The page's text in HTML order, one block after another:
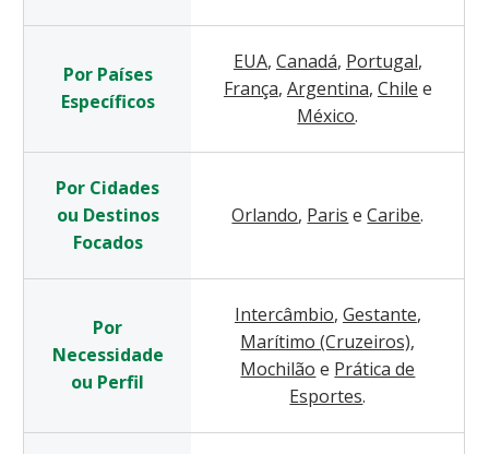
Por Países
Específicos
EUA, Canadá, Portugal,
França, Argentina, Chile e
México.
Por Cidades
ou Destinos
Focados
Orlando, Paris e Caribe.
Por
Necessidade
ou Perfil
Intercâmbio, Gestante,
Marítimo (Cruzeiros),
Mochilão e Prática de
Esportes.